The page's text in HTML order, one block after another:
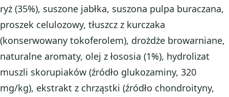
ryż (35%), suszone jabłka, suszona pulpa buraczana,
proszek celulozowy, tłuszcz z kurczaka
(konserwowany tokoferolem), drożdże browarniane,
naturalne aromaty, olej z łososia (1%), hydrolizat
muszli skorupiaków (źródło glukozaminy, 320
mg/kg), ekstrakt z chrząstki (źródło chondroityny,